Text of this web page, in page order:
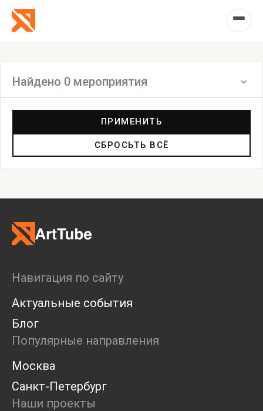
Найдено 0 мероприятия
Дискуссия
Пост-релиз
Пресс-конференция
Ярмарка
Open call
Экскурсия
Дискуссия
Cosmoscow 2024
Blazar 2024
Встречи
Круглый стол
ПРИМЕНИТЬ
СБРОСЬТЬ ВСЁ
Навигация по сайту
Актуальные события
Блог
Популярные направления
Москва
Санкт-Петербург
Наши проекты